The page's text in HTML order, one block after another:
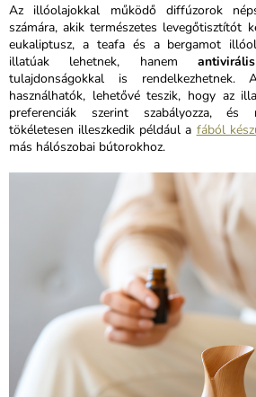
Az illóolajokkal működő diffúzorok
számára, akik természetes levegőtisztítót
eukaliptusz, a teafa és a bergamot
illatúak lehetnek, hanem
tulajdonságokkal is
használhatók, lehetővé teszik, hogy az
preferenciák szerint szabályozza, és
tökéletesen illeszkedik például a fából
más hálószobai bútorokhoz.